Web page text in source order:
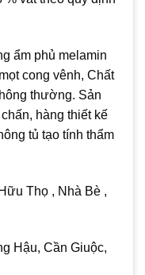
ẩm phủ melamin
cong vênh, Chất
thường. Sản
hàng thiết kế
tủ tạo tính thẩm
Thọ , Nhà Bè ,
Hậu, Cần Giuộc,